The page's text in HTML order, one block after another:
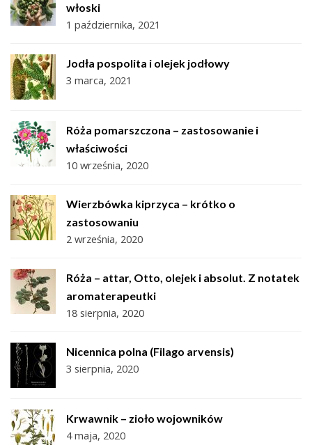
włoski
1 października, 2021
Jodła pospolita i olejek jodłowy
3 marca, 2021
Róża pomarszczona – zastosowanie i
właściwości
10 września, 2020
Wierzbówka kiprzyca – krótko o
zastosowaniu
2 września, 2020
Róża – attar, Otto, olejek i absolut. Z notatek
aromaterapeutki
18 sierpnia, 2020
Nicennica polna (Filago arvensis)
3 sierpnia, 2020
Krwawnik – zioło wojowników
4 maja, 2020